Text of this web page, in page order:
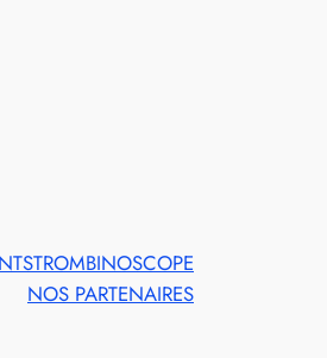
TROMBINOSCOPE
NOS PARTENAIRES